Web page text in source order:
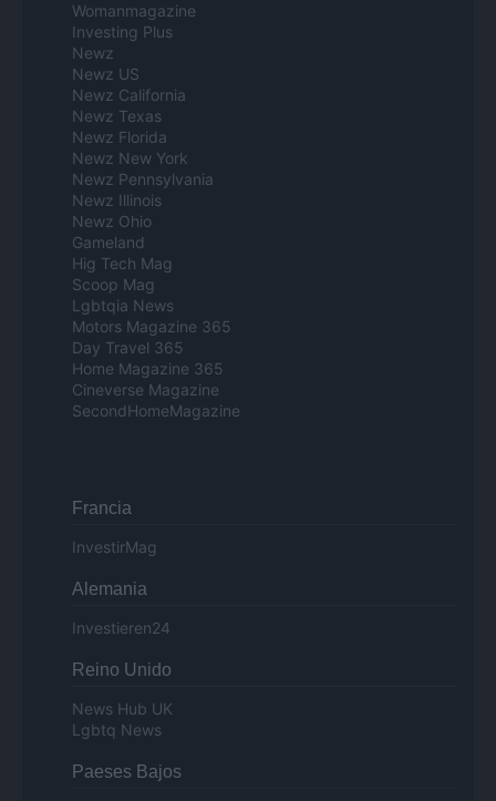
Womanmagazine
Investing Plus
Newz
Newz US
Newz California
Newz Texas
Newz Florida
Newz New York
Newz Pennsylvania
Newz Illinois
Newz Ohio
Gameland
Hig Tech Mag
Scoop Mag
Lgbtqia News
Motors Magazine 365
Day Travel 365
Home Magazine 365
Cineverse Magazine
SecondHomeMagazine
Francia
InvestirMag
Alemania
Investieren24
Reino Unido
News Hub UK
Lgbtq News
Paeses Bajos